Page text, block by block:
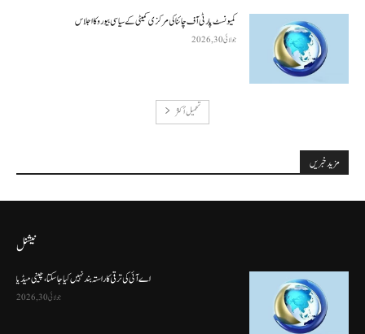
کمیونسٹ پارٹی آف چائنا کی مرکزی کمیٹی کے سیاسی بیورو کا اجلاس
جولائی 30, 2026
تحميل أكثر
مزید خبریں
نیشنل
اے آئی کی ترقی کا راستہ بند نہیں کیا جا سکتا، چینی میڈیا
جولائی 30, 2026